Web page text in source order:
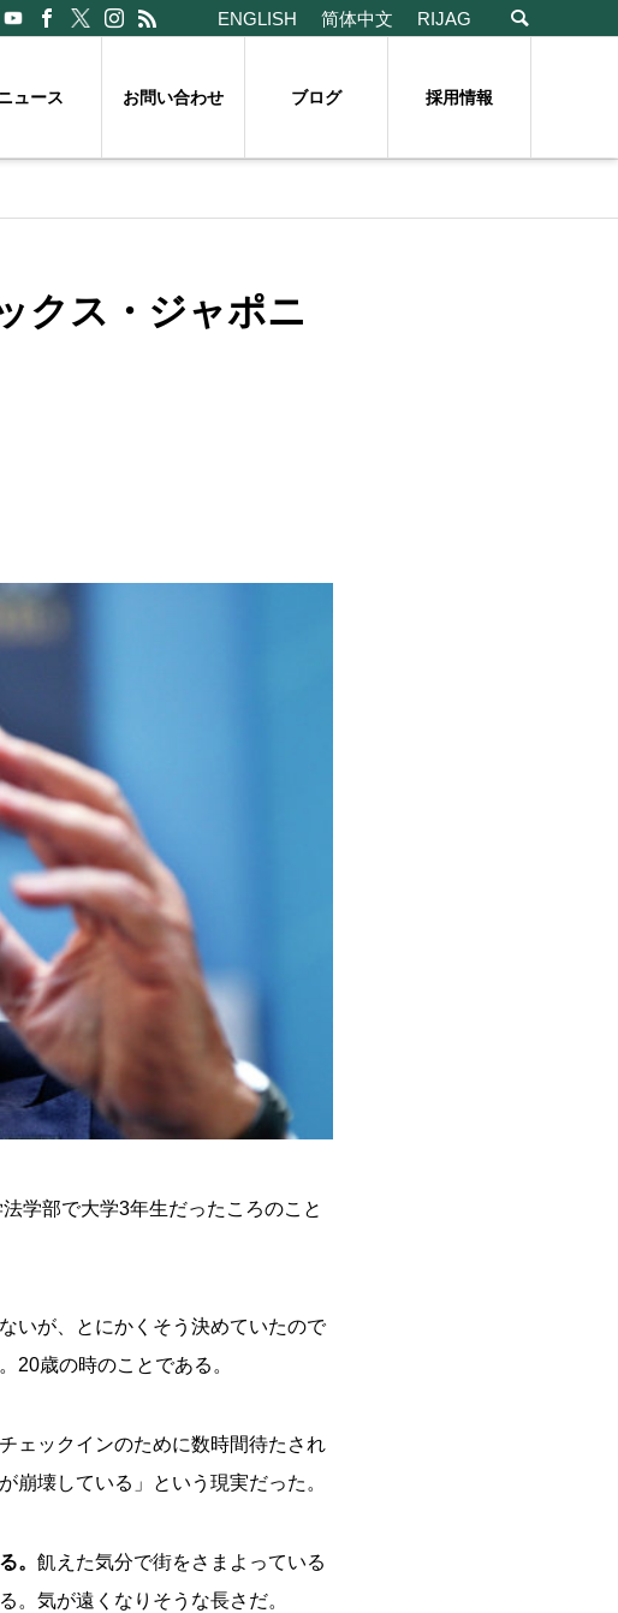
ENGLISH 简体中文 RIJAG
ュース お問い合わせ ブログ 採用情報
クス・ジャポニ
学部で大学3年生だったころのこと
いが、とにかくそう決めていたので
20歳の時のことである。
ェックインのために数時間待たされ
崩壊している」という現実だった。
。 飢えた気分で街をさまよっている
。気が遠くなりそうな長さだ。